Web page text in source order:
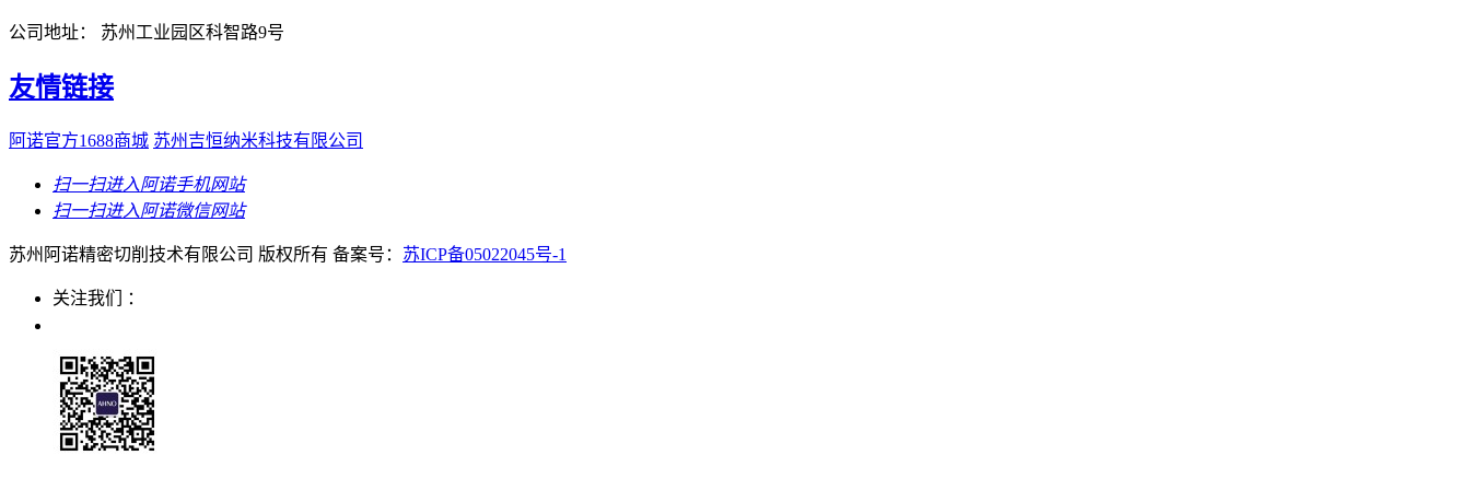
公司地址： 苏州工业园区科智路9号
友情链接
阿诺官方1688商城 苏州吉恒纳米科技有限公司
扫一扫进入阿诺手机网站
扫一扫进入阿诺微信网站
苏州阿诺精密切削技术有限公司 版权所有 备案号： 苏ICP备05022045号-1
关注我们 ：